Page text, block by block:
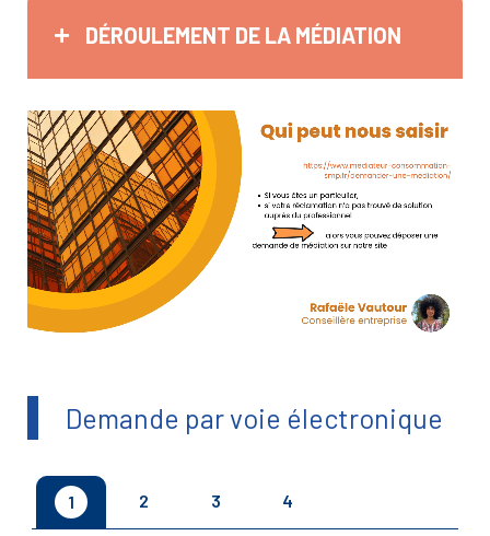
DÉROULEMENT DE LA MÉDIATION
Demande par voie électronique
1 2 3 4